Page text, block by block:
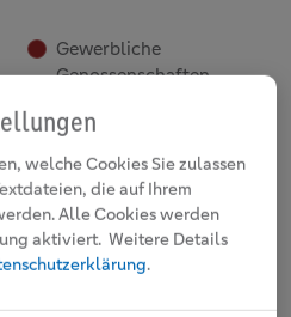
Gewerbliche
Genossenschaften
Schülergenossenschaften
10. Juli 2023
welche Cookies Sie zulassen
die auf Ihrem
Alle Cookies werden
aktiviert. Weitere Details
.